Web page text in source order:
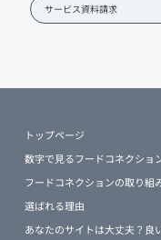
サービス資料請求
トップページ
数字で見るフードコネクショ
フードコネクションの取り組
選ばれる理由
あなたのサイトは大丈夫？良